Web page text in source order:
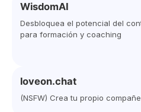
WisdomAI
Desbloquea el potencial del
para formación y coaching
loveon.chat
(NSFW) Crea tu propio